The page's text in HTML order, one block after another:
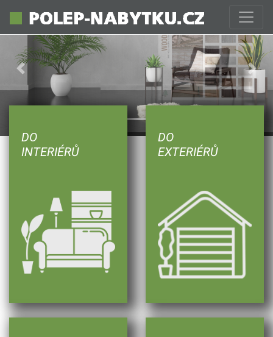
Previous Next
DO
INTERIÉRŮ
DO
EXTERIÉRŮ